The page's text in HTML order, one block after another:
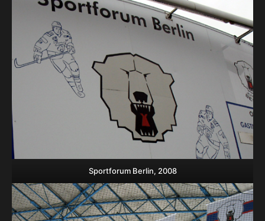
Sportforum Berlin, 2008